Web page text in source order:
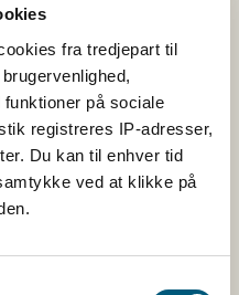
fra tredjepart til
på sociale
registreres IP-adresser,
Du kan til enhver tid
ved at klikke på